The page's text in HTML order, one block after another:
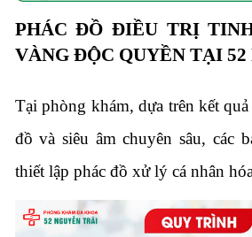
PHÁC ĐỒ ĐIỀU TRỊ
VÀNG ĐỘC QUYỀN TẠI
Tại phòng khám, dựa trên kết
đồ và siêu âm chuyên sâu, các
thiết lập phác đồ xử lý cá nhân